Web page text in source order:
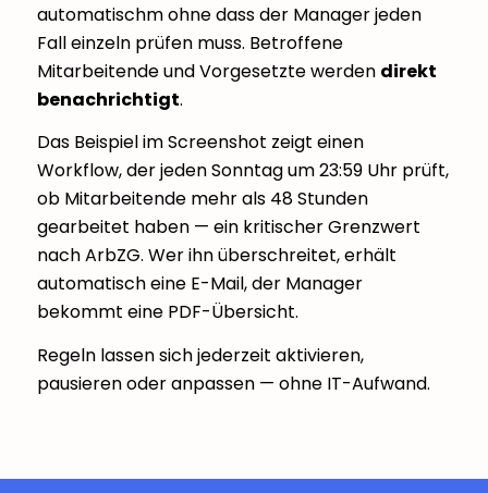
automatischm ohne dass der Manager jeden
Fall einzeln prüfen muss. Betroffene
Mitarbeitende und Vorgesetzte werden direkt
benachrichtigt.
Das Beispiel im Screenshot zeigt einen
Workflow, der jeden Sonntag um 23:59 Uhr prüft,
ob Mitarbeitende mehr als 48 Stunden
gearbeitet haben — ein kritischer Grenzwert
nach ArbZG. Wer ihn überschreitet, erhält
automatisch eine E-Mail, der Manager
bekommt eine PDF-Übersicht.
Regeln lassen sich jederzeit aktivieren,
pausieren oder anpassen — ohne IT-Aufwand.